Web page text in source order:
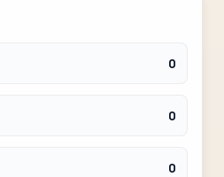
0
0
0